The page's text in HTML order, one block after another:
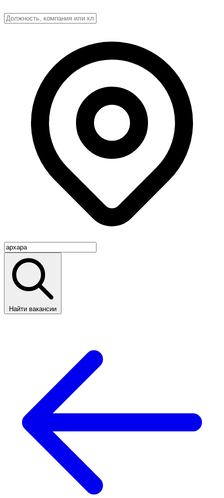
Найти вакансии